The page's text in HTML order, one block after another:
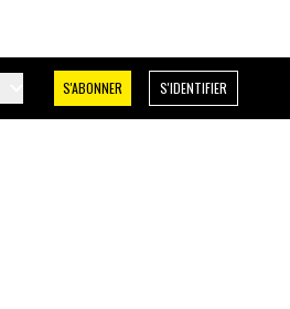
S'ABONNER S'IDENTIFIER